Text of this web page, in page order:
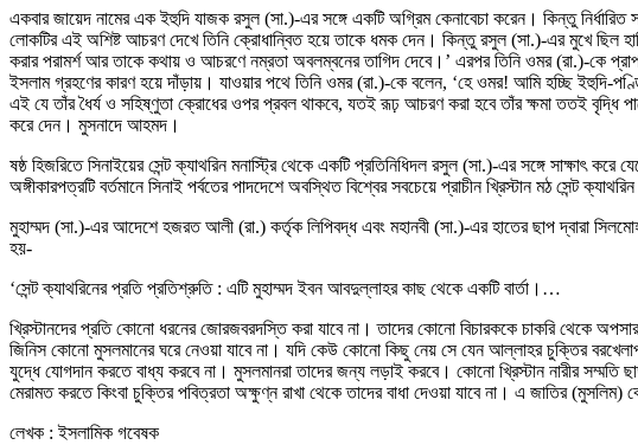
একবার জায়েদ নামের এক ইহুদি যাজক রসুল (সা.)-এর সঙ্গে একটি অগ্রিম কেনাবেচা করেন। কিন্তু
লোকটির এই অশিষ্ট আচরণ দেখে তিনি ক্রোধান্বিত হয়ে তাকে ধমক দেন। কিন্তু রসুল (সা.)-এর মুখে
করার পরামর্শ আর তাকে কথায় ও আচরণে নম্রতা অবলম্বনের তাগিদ দেবে।’ এরপর তিনি ওমর (রা.)-কে
ইসলাম গ্রহণের কারণ হয়ে দাঁড়ায়। যাওয়ার পথে তিনি ওমর (রা.)-কে বলেন, ‘হে ওমর! আমি হচ্ছি ইহুদি-
এই যে তাঁর ধৈর্য ও সহিষ্ণুতা ক্রোধের ওপর প্রবল থাকবে, যতই রূঢ় আচরণ করা হবে তাঁর ক্ষমা ততই
করে দেন। মুসনাদে আহমদ।
ষষ্ঠ হিজরিতে সিনাইয়ের সেন্ট ক্যাথরিন মনাস্ট্রি থেকে একটি প্রতিনিধিদল রসুল (সা.)-এর সঙ্গে সাক্ষাৎ
অঙ্গীকারপত্রটি বর্তমানে সিনাই পর্বতের পাদদেশে অবস্থিত বিশ্বের সবচেয়ে প্রাচীন খ্রিস্টান মঠ সেন্ট
মুহাম্মদ (সা.)-এর আদেশে হজরত আলী (রা.) কর্তৃক লিপিবদ্ধ এবং মহানবী (সা.)-এর হাতের ছাপ দ্বারা
হয়-
‘সেন্ট ক্যাথরিনের প্রতি প্রতিশ্রুতি : এটি মুহাম্মদ ইবন আবদুল্লাহর কাছ থেকে একটি বার্তা।…
খ্রিস্টানদের প্রতি কোনো ধরনের জোরজবরদস্তি করা যাবে না। তাদের কোনো বিচারককে চাকরি থেকে
জিনিস কোনো মুসলমানের ঘরে নেওয়া যাবে না। যদি কেউ কোনো কিছু নেয় সে যেন আল্লাহর চুক্তির
যুদ্ধে যোগদান করতে বাধ্য করবে না। মুসলমানরা তাদের জন্য লড়াই করবে। কোনো খ্রিস্টান নারীর সম্মতি
মেরামত করতে কিংবা চুক্তির পবিত্রতা অক্ষুণ্ন রাখা থেকে তাদের বাধা দেওয়া যাবে না। এ জাতির
লেখক : ইসলামিক গবেষক